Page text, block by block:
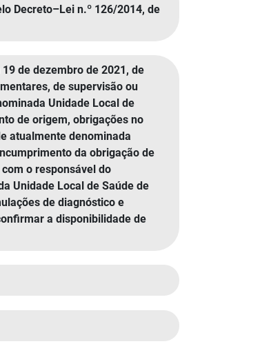
Decreto–Lei n.º 126/2014, de
de dezembro de 2021, de
de supervisão ou
Unidade Local de
de origem, obrigações no
atualmente denominada
da obrigação de
o responsável do
Unidade Local de Saúde de
de diagnóstico e
a disponibilidade de